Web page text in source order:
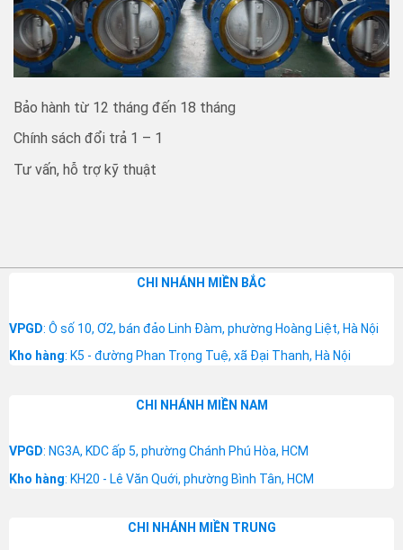
Bảo hành từ 12 tháng đến 18 tháng
Chính sách đổi trả 1 – 1
Tư vấn, hỗ trợ kỹ thuật
CHI NHÁNH MIỀN BẮC
VPGD: Ô số 10, Ơ2, bán đảo Linh Đàm, phường Hoàng Liệt, Hà Nội
Kho hàng: K5 - đường Phan Trọng Tuệ, xã Đại Thanh, Hà Nội
CHI NHÁNH MIỀN NAM
VPGD: NG3A, KDC ấp 5, phường Chánh Phú Hòa, HCM
Kho hàng: KH20 - Lê Văn Quới, phường Bình Tân, HCM
CHI NHÁNH MIỀN TRUNG